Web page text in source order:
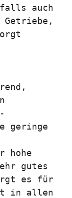
auch
geringe
hohe
gutes
es für
in allen